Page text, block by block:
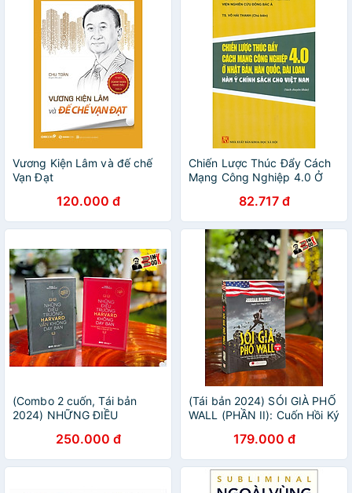
Vương Kiện Lâm và đế chế
Vạn Đạt
120.000 đ
Chiến Lược Thúc Đẩy Cách
Mạng Công Nghiệp 4.0 Ở
Loan - Hàm Ý Chính Sách
Cho Việt Nam
82.717 đ
(Combo 2 cuốn, Tái bản
2024) NHỮNG ĐIỀU
DẠY BẠN - NHỮNG ĐIỀU
TRƯỜNG HARVARD VẪN
KHÔNG DẠY BẠN - Alpha
250.000 đ
(Tái bản 2024) SÓI GIÀ PHỐ
WALL (PHẦN II): Cuốn Hồi Ký
Được Viết Bởi "Chủ Nhân Trẻ
Của Vũ Trụ Phố Wall" -
J.Belfort - Nguyễn Xuân
Hồng dịch - Bách Việt
179.000 đ